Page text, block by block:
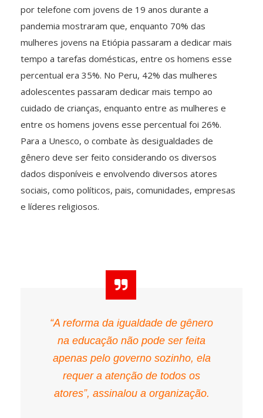
por telefone com jovens de 19 anos durante a
pandemia mostraram que, enquanto 70% das
mulheres jovens na Etiópia passaram a dedicar mais
tempo a tarefas domésticas, entre os homens esse
percentual era 35%. No Peru, 42% das mulheres
adolescentes passaram dedicar mais tempo ao
cuidado de crianças, enquanto entre as mulheres e
entre os homens jovens esse percentual foi 26%.
Para a Unesco, o combate às desigualdades de
gênero deve ser feito considerando os diversos
dados disponíveis e envolvendo diversos atores
sociais, como políticos, pais, comunidades, empresas
e líderes religiosos.
“A reforma da igualdade de gênero
na educação não pode ser feita
apenas pelo governo sozinho, ela
requer a atenção de todos os
atores”, assinalou a organização.